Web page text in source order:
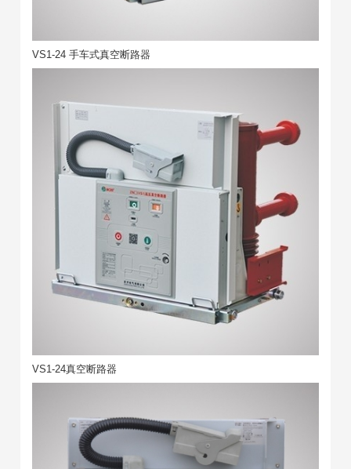
VS1-24 手车式真空断路器
VS1-24真空断路器